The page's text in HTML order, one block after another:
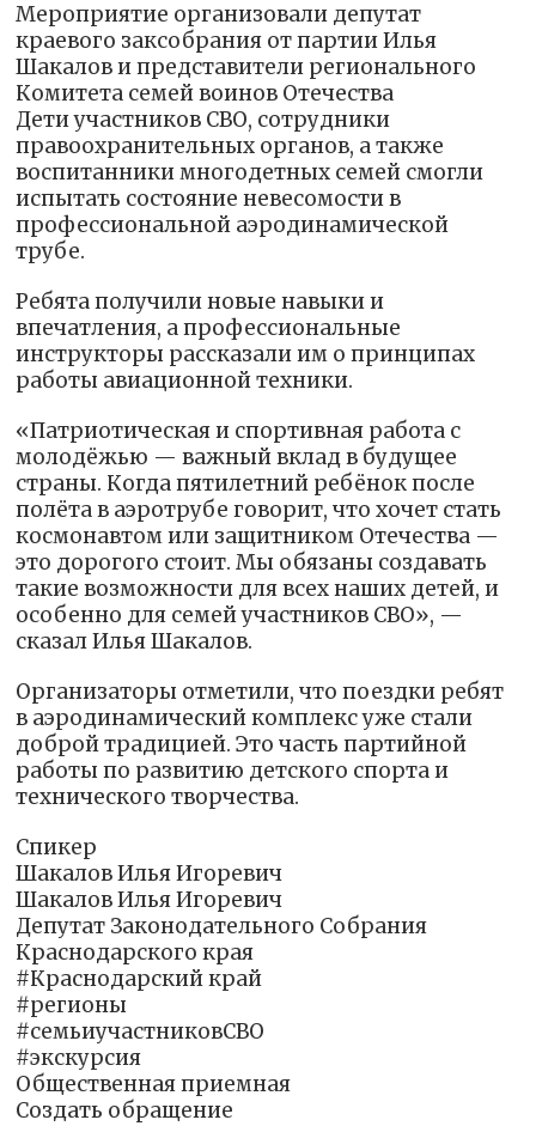
Мероприятие организовали депутат
краевого заксобрания от партии Илья
Шакалов и представители регионального
Комитета семей воинов Отечества
Дети участников СВО, сотрудники
правоохранительных органов, а также
воспитанники многодетных семей смогли
испытать состояние невесомости в
профессиональной аэродинамической
трубе.
Ребята получили новые навыки и
впечатления, а профессиональные
инструкторы рассказали им о принципах
работы авиационной техники.
«Патриотическая и спортивная работа с
молодёжью — важный вклад в будущее
страны. Когда пятилетний ребёнок после
полёта в аэротрубе говорит, что хочет стать
космонавтом или защитником Отечества —
это дорогого стоит. Мы обязаны создавать
такие возможности для всех наших детей, и
особенно для семей участников СВО», —
сказал Илья Шакалов.
Организаторы отметили, что поездки ребят
в аэродинамический комплекс уже стали
доброй традицией. Это часть партийной
работы по развитию детского спорта и
технического творчества.
Спикер
Шакалов Илья Игоревич
Шакалов Илья Игоревич
Депутат Законодательного Собрания
Краснодарского края
#Краснодарский край
#регионы
#семьиучастниковСВО
#экскурсия
Общественная приемная
Создать обращение